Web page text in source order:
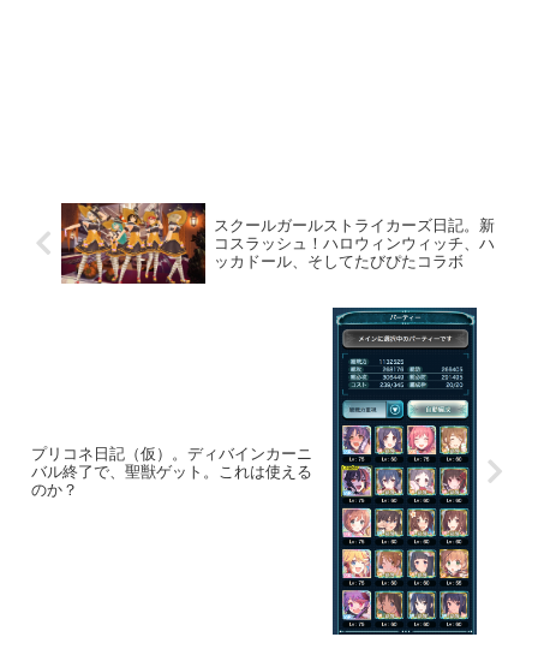
スクールガールストライカーズ日記。新
コスラッシュ！ハロウィンウィッチ、ハ
ッカドール、そしてたびぴたコラボ
プリコネ日記（仮）。ディバインカーニ
バル終了で、聖獣ゲット。これは使える
のか？